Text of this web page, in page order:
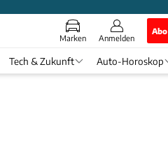
Marken Anmelden
Abo
Tech & Zukunft Auto-Horoskop